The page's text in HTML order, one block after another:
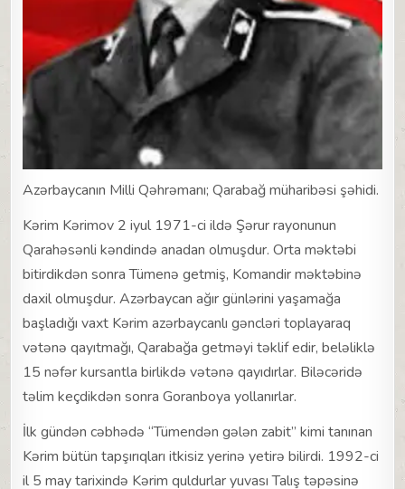
Azərbaycanın Milli Qəhrəmanı; Qarabağ müharibəsi şəhidi.
Kərim Kərimov 2 iyul 1971-ci ildə Şərur rayonunun
Qarahəsənli kəndində anadan olmuşdur. Orta məktəbi
bitirdikdən sonra Tümenə getmiş, Komandir məktəbinə
daxil olmuşdur. Azərbaycan ağır günlərini yaşamağa
başladığı vaxt Kərim azərbaycanlı gəncləri toplayaraq
vətənə qayıtmağı, Qarabağa getməyi təklif edir, beləliklə
15 nəfər kursantla birlikdə vətənə qayıdırlar. Biləcəridə
təlim keçdikdən sonra Goranboya yollanırlar.
İlk gündən cəbhədə “Tümendən gələn zabit” kimi tanınan
Kərim bütün tapşırıqları itkisiz yerinə yetirə bilirdi. 1992-ci
il 5 may tarixində Kərim quldurlar yuvası Talış təpəsinə